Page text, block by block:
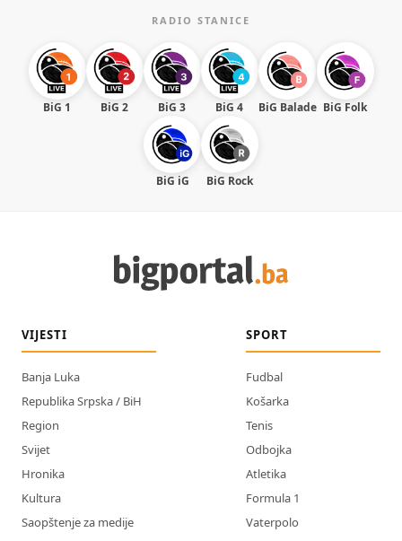
RADIO STANICE
BiG 1 BiG 2 BiG 3 BiG 4 BiG Balade BiG Folk
BiG iG BiG Rock
VIJESTI
Banja Luka
Republika Srpska / BiH
Region
Svijet
Hronika
Kultura
Saopštenje za medije
SPORT
Fudbal
Košarka
Tenis
Odbojka
Atletika
Formula 1
Vaterpolo